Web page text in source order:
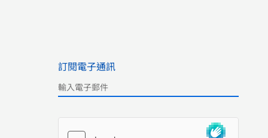
訂閱電子通訊